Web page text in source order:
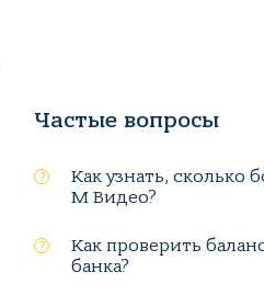
Частые вопросы
Как узнать, сколько
М Видео?
Как проверить
банка?